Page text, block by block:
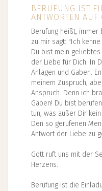
BERUFUNG IST
ANTWORTEN AUF
Berufung heißt,
zu mir sagt: "Ich
Du bist mein geliebtes
der Liebe für Dich. In
Anlagen und Gaben.
meinem Zuspruch,
Anspruch. Denn ich
Gaben! Du bist
tun, was außer Dir
Den so gerufenen
Antwort der Liebe zu
Gott ruft uns mit der
Herzens.
Berufung ist die